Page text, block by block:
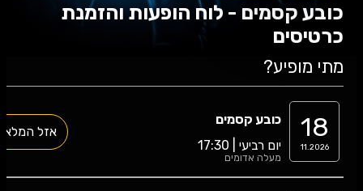
כובע קסמים - לוח הופעות והזמנת
כרטיסים
מתי מופיע?
18
11.2026
כובע קסמים
יום רביעי | 17:30
מעלה אדומים
אזל המלאי